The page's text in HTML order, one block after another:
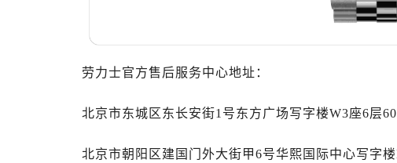
青岛市南区山东路6号华润大厦B座22层04室
贵阳市南明区都司高架桥路33号亨特国际金
石家庄市长安区中山东路39号勒泰中心写字
劳力士官方售后服务中心地址：
北京市东城区东长安街1号东方广场写字楼W3座6层
北京市朝阳区建国门外大街甲6号华熙国际中心写字